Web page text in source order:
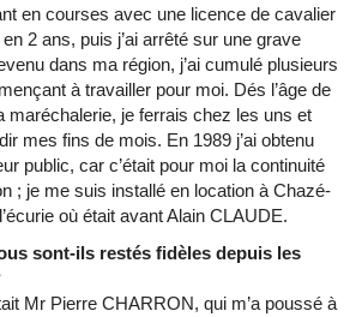
en courses avec une licence de cavalier
2 ans, puis j’ai arrêté sur une grave
dans ma région, j’ai cumulé plusieurs
à travailler pour moi. Dés l’âge de
maréchalerie, je ferrais chez les uns et
mes fins de mois. En 1989 j’ai obtenu
public, car c’était pour moi la continuité
; je me suis installé en location à Chazé-
où était avant Alain CLAUDE.
sont-ils restés fidèles depuis les
Mr Pierre CHARRON, qui m’a poussé à